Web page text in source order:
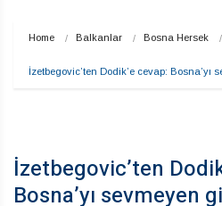
Home Balkanlar Bosna Hersek
İzetbegovic’ten Dodik’e cevap: Bosna’yı
İzetbegovic’ten
Bosna’yı sevmeyen